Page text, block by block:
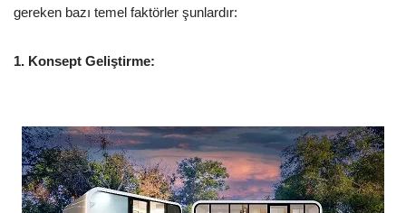
gereken bazı temel faktörler şunlardır:
1. Konsept Geliştirme: